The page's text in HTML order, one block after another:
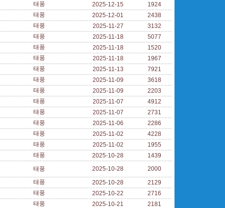
태풍 2025-12-15
1924
태풍 2025-12-01
2438
태풍 2025-11-27
3132
태풍 2025-11-18
5077
태풍 2025-11-18
1520
태풍 2025-11-18
1967
태풍 2025-11-13
7921
태풍 2025-11-09
3618
태풍 2025-11-09
2203
태풍 2025-11-07
4912
태풍 2025-11-07
2731
태풍 2025-11-06
2286
태풍 2025-11-02
4228
태풍 2025-11-02
1955
태풍 2025-10-28
1439
태풍 2025-10-28
2000
태풍 2025-10-28
2129
태풍 2025-10-22
2716
태풍 2025-10-21 2181